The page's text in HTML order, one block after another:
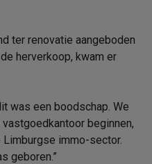
ter renovatie aangeboden
herverkoop, kwam er
was een boodschap. We
beginnen,
immo-sector.
geboren.”